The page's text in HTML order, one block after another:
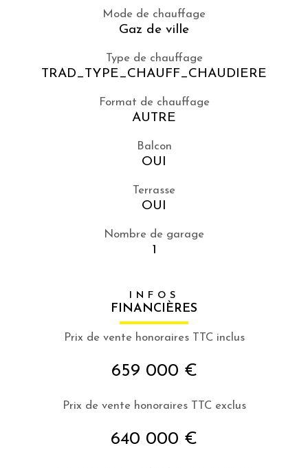
Mode de chauffage
Gaz de ville
Type de chauffage
TRAD_TYPE_CHAUFF_CHAUDIERE
Format de chauffage
AUTRE
Balcon
OUI
Terrasse
OUI
Nombre de garage
1
INFOS
FINANCIÈRES
Prix de vente honoraires TTC inclus
659 000 €
Prix de vente honoraires TTC exclus
640 000 €